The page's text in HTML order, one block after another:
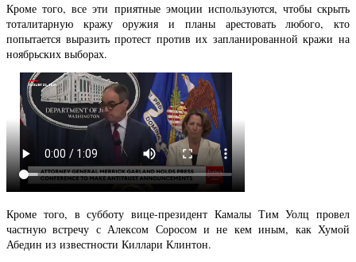
Кроме того, все эти приятные эмоции используются, чтобы скрыть
тоталитарную кражу оружия и планы арестовать любого, кто
попытается выразить протест против их запланированной кражи на
ноябрьских выборах.
Кроме того, в субботу вице-президент Камалы Тим Уолц провел
частную встречу с Алексом Соросом и не кем иным, как Хумой
Абедин из известности Киллари Клинтон.